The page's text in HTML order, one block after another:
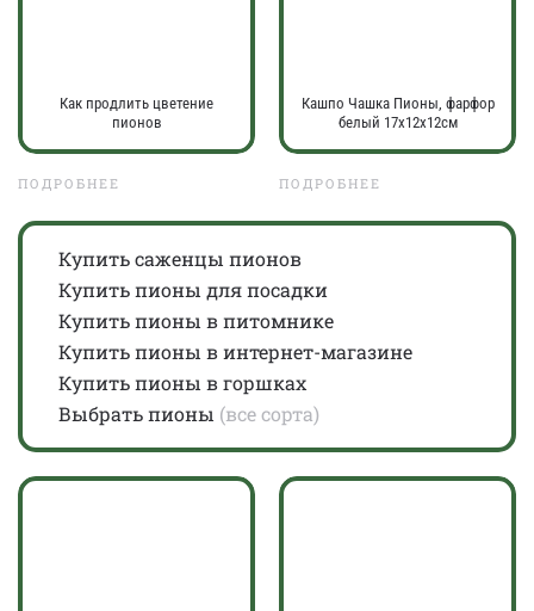
Как продлить цветение
пионов
ПОДРОБНЕЕ
Кашпо Чашка Пионы, фарфор
белый 17х12х12см
ПОДРОБНЕЕ
Купить саженцы пионов
Купить пионы для посадки
Купить пионы в питомнике
Купить пионы в интернет-магазине
Купить пионы в горшках
Выбрать пионы (все сорта)